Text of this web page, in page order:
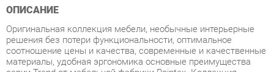
решения без потери функциональности, оптимальное
соотношение цены и качества, современные и качественные
материалы, удобная эргономика основные преимущества
серии Trend от мебельной фабрики Pointex. Коллекция
создана с учетом основных требований к мебели для
кабинета и офиса ценовая экономичность в комплексе с
широкими функциональными возможностями мебели.